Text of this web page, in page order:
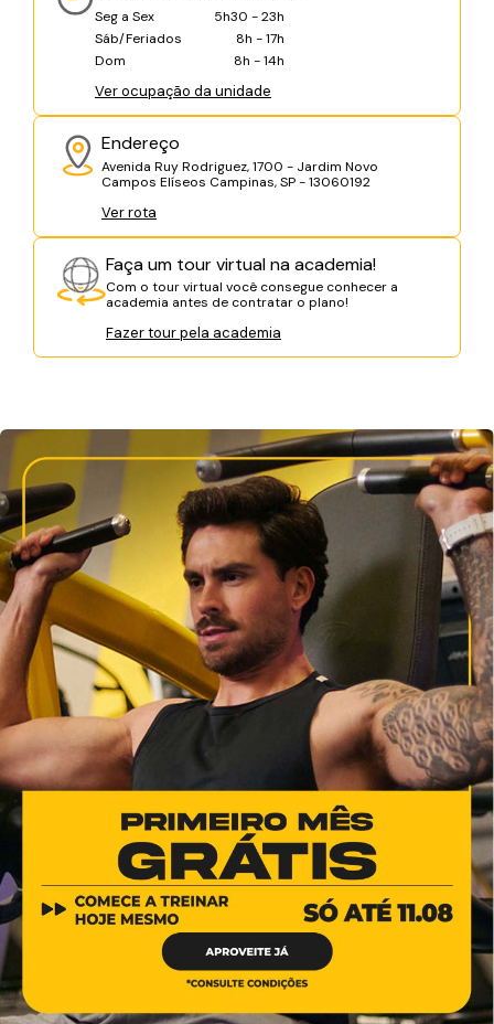
Seg a Sex
5h30 - 23h
Sáb/Feriados
8h - 17h
Dom
8h - 14h
Ver ocupação da unidade
Endereço
Avenida Ruy Rodriguez, 1700 - Jardim Novo
Campos Elíseos Campinas, SP - 13060192
Ver rota
Faça um tour virtual na academia!
Com o tour virtual você consegue conhecer a
academia antes de contratar o plano!
Fazer tour pela academia